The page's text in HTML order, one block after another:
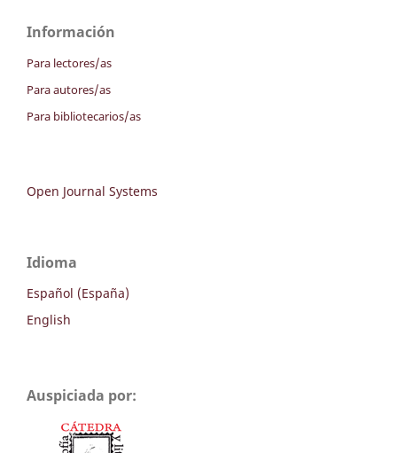
Información
Para lectores/as
Para autores/as
Para bibliotecarios/as
Open Journal Systems
Idioma
Español (España)
English
Auspiciada por: